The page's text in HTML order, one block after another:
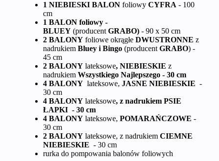
1 NIEBIESKI BALON foliowy CYFRA - 100
cm
1 BALON foliowy -
BLUEY (producent GRABO) - 90 x 50 cm
2 BALONY foliowe okrągłe DWUSTRONNE z
nadrukiem Bluey i Bingo (producent GRABO) -
45 cm
2 BALONY lateksowe, NIEBIESKIE z
nadrukiem Wszystkiego Najlepszego - 30 cm
4 BALONY lateksowe, JASNE NIEBIESKIE -
30 cm
4 BALONY lateksowe, z nadrukiem PSIE
ŁAPKI - 30 cm
4 BALONY lateksowe, POMARAŃCZOWE -
30 cm
2 BALONY lateksowe, z nadrukiem CIEMNE
NIEBIESKIE - 30 cm
rurka do pompowania balonów foliowych